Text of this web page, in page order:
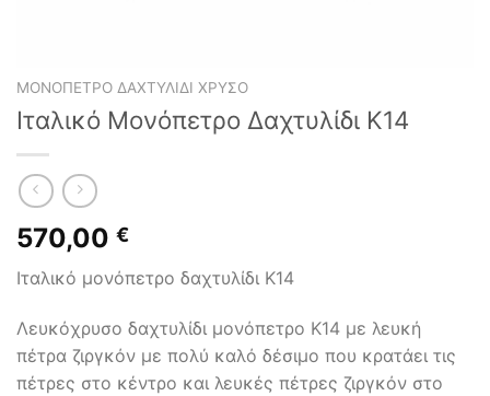
ΜΟΝΌΠΕΤΡΟ ΔΑΧΤΥΛΊΔΙ ΧΡΥΣΌ
Ιταλικό Μονόπετρο Δαχτυλίδι Κ14
570,00 €
Ιταλικό μονόπετρο δαχτυλίδι Κ14
Λευκόχρυσο δαχτυλίδι μονόπετρο Κ14 με λευκή
πέτρα ζιργκόν με πολύ καλό δέσιμο που κρατάει τις
πέτρες στο κέντρο και λευκές πέτρες ζιργκόν στο